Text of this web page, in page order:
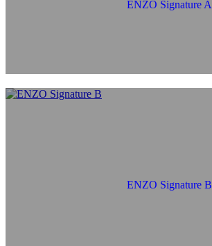
ENZO Signature A
ENZO Signature B